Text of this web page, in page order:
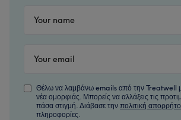
Θέλω να λαμβάνω emails από την Treatwell
νέα ομορφιάς. Μπορείς να αλλάξεις τις
πάσα στιγμή. Διάβασε την πολιτική
πληροφορίες.